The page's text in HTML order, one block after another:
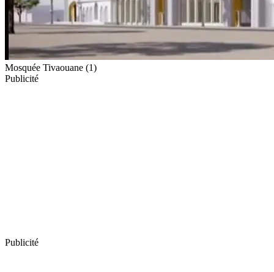
Mosquée Tivaouane (1)
Publicité
Publicité